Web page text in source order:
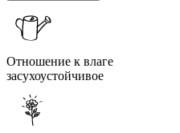
Отношение к влаге
засухоустойчивое